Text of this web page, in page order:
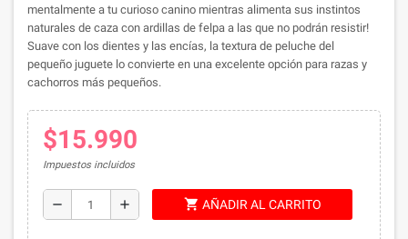
mentalmente a tu curioso canino mientras alimenta sus instintos
naturales de caza con ardillas de felpa a las que no podrán resistir!
Suave con los dientes y las encías, la textura de peluche del
pequeño juguete lo convierte en una excelente opción para razas y
cachorros más pequeños.
$15.990
Impuestos incluidos
remove add shopping_cart AÑADIR AL CARRITO